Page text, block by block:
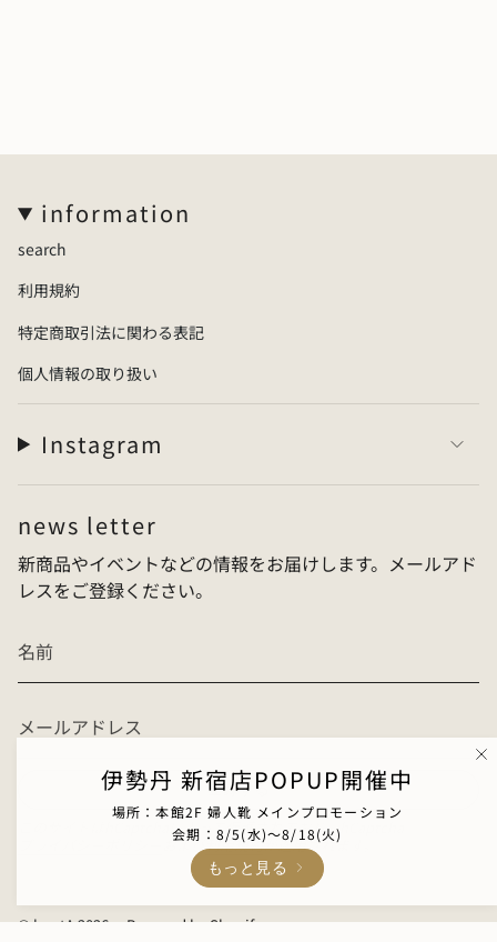
伊勢丹 新宿店POPUP開催中
場所：本館2F 婦人靴 メインプロモーション
会期：8/5(水)〜8/18(火)
もっと見る
・ Diameter: 300 mm / Thickness: 16 mm / Approx. 200
g
【Materials
・Special rubber blend
【 Country of Origin
・Japan (Made in Japan)
information
search
利用規約
特定商取引法に関わる表記
個人情報の取り扱い
Instagram
news letter
新商品やイベントなどの情報をお届けします。メールアド
レスをご登録ください。
登録する
このサイトはhCaptchaによって保護されており、hCaptcha
および利用規約が適用されます。
© buntA 2026 Powered by Shopify